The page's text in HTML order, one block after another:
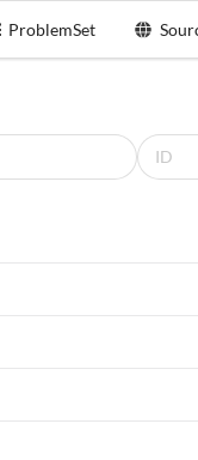
ProblemSet